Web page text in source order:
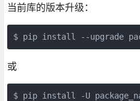
当前库的版本升级：
$ pip install --upgrade
或
$ pip install -U